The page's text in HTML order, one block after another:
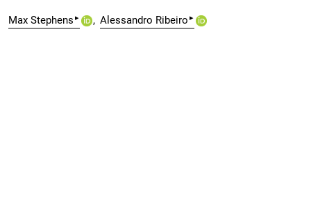
Max Stephens ▸ Alessandro Ribeiro ▸